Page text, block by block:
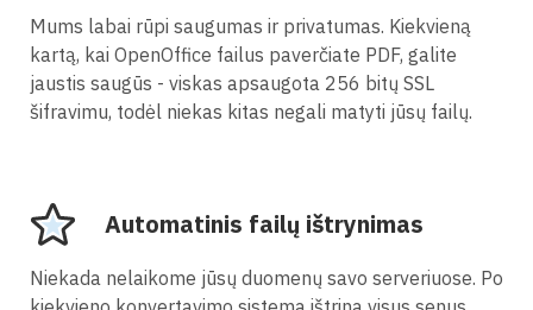
Mums labai rūpi saugumas ir privatumas. Kiekvieną
kartą, kai OpenOffice failus paverčiate PDF, galite
jaustis saugūs - viskas apsaugota 256 bitų SSL
šifravimu, todėl niekas kitas negali matyti jūsų failų.
Automatinis failų ištrynimas
Niekada nelaikome jūsų duomenų savo serveriuose. Po